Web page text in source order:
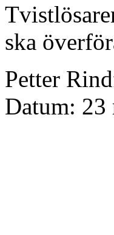
ska
Petter
Datum: 23